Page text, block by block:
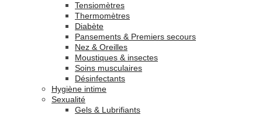
Tensiomètres
Thermomètres
Diabète
Pansements & Premiers secours
Nez & Oreilles
Moustiques & insectes
Soins musculaires
Désinfectants
Hygiène intime
Sexualité
Gels & Lubrifiants